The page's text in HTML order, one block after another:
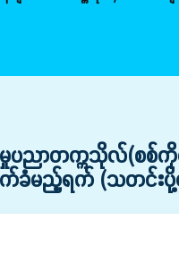
ပညာတက္ကသိုလ်(စစ်ကို
ခံမည့်ရက် (သတင်းပို့ရ